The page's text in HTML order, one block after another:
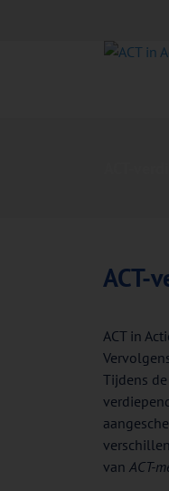
ACT-
ACT in
Tijdens
vanACT-